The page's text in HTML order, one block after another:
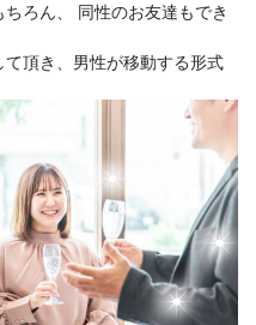
ろん、 同性のお友達もでき
頂き、男性が移動する形式